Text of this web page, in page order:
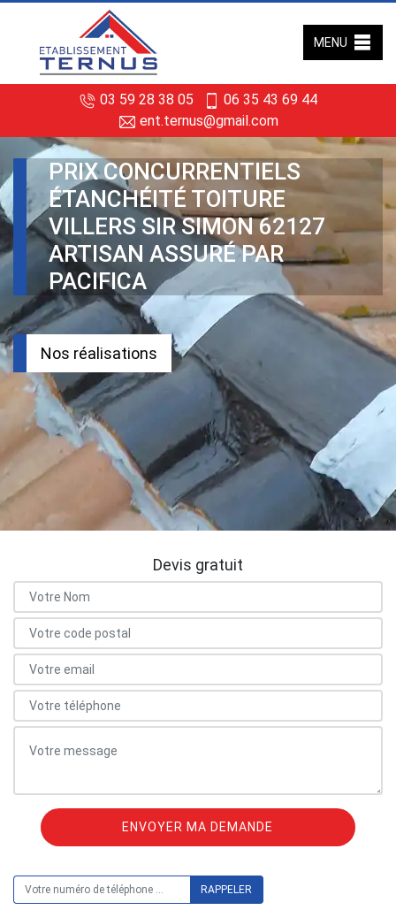
03 59 28 38 05
06 35 43 69 44
ent.ternus@gmail.com
MENU
PRIX CONCURRENTIELS
ÉTANCHÉITÉ TOITURE
VILLERS SIR SIMON 62127
ARTISAN ASSURÉ PAR
PACIFICA
Nos réalisations
Devis gratuit